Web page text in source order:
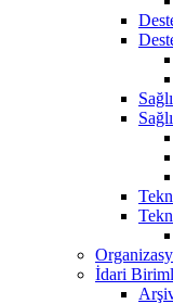
İdari